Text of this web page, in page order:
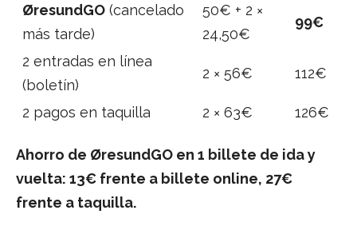
ØresundGO (cancelado
más tarde)
50€ + 2 ×
24,50€
99€
2 entradas en línea
(boletín)
2 × 56€ 112€
2 pagos en taquilla 2 × 63€ 126€
Ahorro de ØresundGO en 1 billete de ida y
vuelta: 13€ frente a billete online, 27€
frente a taquilla.